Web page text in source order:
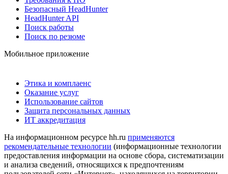
Безопасный HeadHunter
HeadHunter API
Поиск работы
Поиск по резюме
Мобильное приложение
Этика и комплаенс
Оказание услуг
Использование сайтов
Защита персональных данных
ИТ аккредитация
На информационном ресурсе hh.ru применяются
рекомендательные технологии (информационные технологии
предоставления информации на основе сбора, систематизации
и анализа сведений, относящихся к предпочтениям